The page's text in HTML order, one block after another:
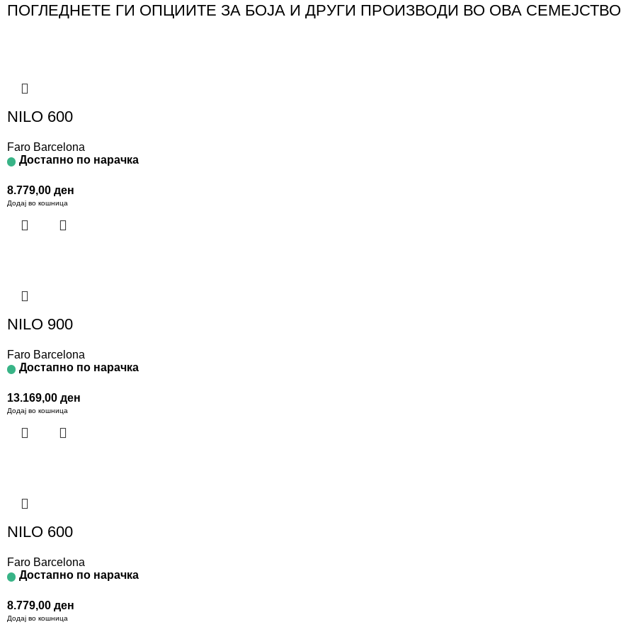
ПОГЛЕДНЕТЕ ГИ ОПЦИИТЕ ЗА БОЈА И ДРУГИ ПРОИЗВОДИ ВО ОВА СЕМЕЈСТВО
NILO 600
Faro Barcelona
Достапно по нарачка
8.779,00 ден
Додај во кошница
NILO 900
Faro Barcelona
Достапно по нарачка
13.169,00 ден
Додај во кошница
NILO 600
Faro Barcelona
Достапно по нарачка
8.779,00 ден
Додај во кошница